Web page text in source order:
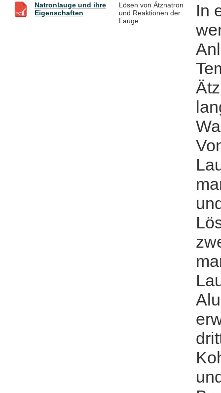
Natronlauge und ihre
Eigenschaften
Lösen von Ätznatron
und Reaktionen der
Lauge
In